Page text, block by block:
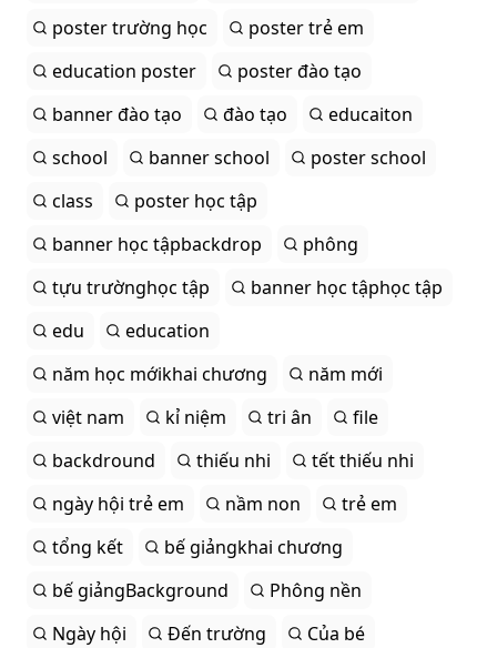
poster trường học
poster trẻ em
education poster
poster đào tạo
banner đào tạo
đào tạo
educaiton
school
banner school
poster school
class
poster học tập
banner học tậpbackdrop
phông
tựu trườnghọc tập
banner học tậphọc tập
edu
education
năm học mớikhai chương
năm mới
việt nam
kỉ niệm tri ân
file
backdround
thiếu nhi
tết thiếu nhi
ngày hội trẻ em
nầm non
trẻ em
tổng kết
bế giảngkhai chương
bế giảngBackground
Phông nền
Ngày hội
Đến trường
Của bé